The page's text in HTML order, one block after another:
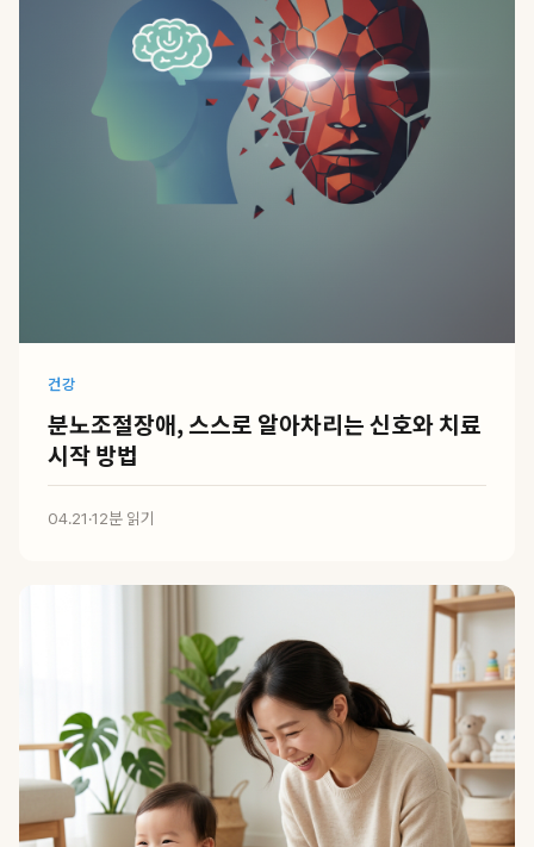
건강
분노조절장애, 스스로 알아차리는 신호와 치료
시작 방법
04.21·12분 읽기